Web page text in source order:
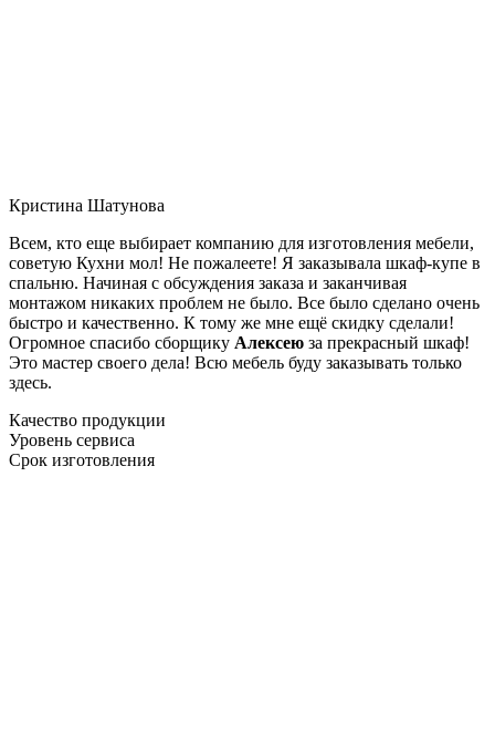
Кристина Шатунова
Всем, кто еще выбирает компанию для изготовления мебели,
советую Кухни мол! Не пожалеете! Я заказывала шкаф-купе в
спальню. Начиная с обсуждения заказа и заканчивая
монтажом никаких проблем не было. Все было сделано очень
быстро и качественно. К тому же мне ещё скидку сделали!
Огромное спасибо сборщику Алексею за прекрасный шкаф!
Это мастер своего дела! Всю мебель буду заказывать только
здесь.
Качество продукции
Уровень сервиса
Срок изготовления